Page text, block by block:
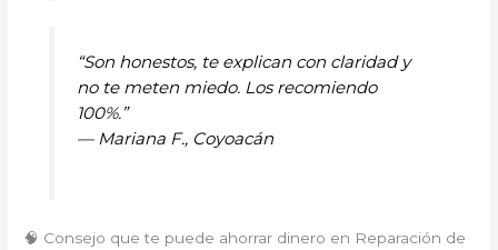
“Son honestos, te explican con claridad y
no te meten miedo. Los recomiendo
100%.”
— Mariana F., Coyoacán
🧠 Consejo que te puede ahorrar dinero en Reparación de